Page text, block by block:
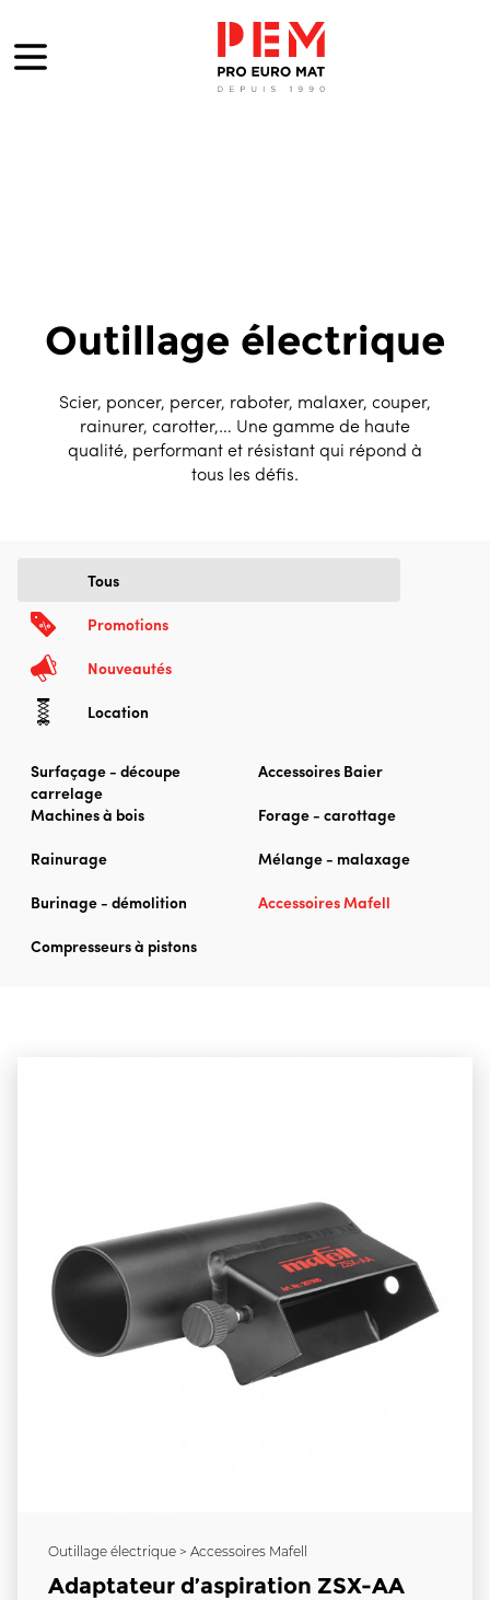
Outillage électrique
Scier, poncer, percer, raboter, malaxer, couper,
rainurer, carotter,… Une gamme de haute
qualité, performant et résistant qui répond à
tous les défis.
Tous
Promotions
Nouveautés
Location
Surfaçage - découpe
carrelage
Accessoires Baier
Machines à bois
Forage - carottage
Rainurage
Mélange - malaxage
Burinage - démolition
Accessoires Mafell
Compresseurs à pistons
Outillage électrique > Accessoires Mafell
Adaptateur d’aspiration ZSX-AA